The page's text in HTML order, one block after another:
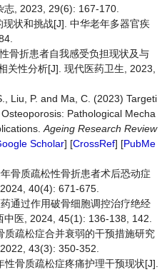
志, 2023, 29(6): 167-170.
状和挑战[J]. 中华老年多器官疾
骨折患者自我感受负担现状及与
关性分析[J]. 现代医药卫生, 2023,
Liu, P. and Ma, C. (2023) Targeti
Pathological Mecha
Ageing Research Review
Scholar] [CrossRef] [PubMe
骨质疏松性骨折患者术后恐动症
40(4): 671-675.
通过作用破骨细胞调控治疗绝经
中医, 2024, 45(1): 136-138, 142.
质疏松症合并衰弱的干预措施研究
43(3): 350-352.
骨质疏松症疼痛护理干预现状[J].